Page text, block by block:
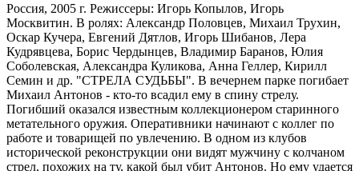
Россия, 2005 г. Режиссеры: Игорь Копылов, Игорь
Москвитин. В ролях: Александр Половцев, Михаил Трухин,
Оскар Кучера, Евгений Дятлов, Игорь Шибанов, Лера
Кудрявцева, Борис Чердынцев, Владимир Баранов, Юлия
Соболевская, Александра Куликова, Анна Геллер, Кирилл
Семин и др. "СТРЕЛА СУДЬБЫ". В вечернем парке погибает
Михаил Антонов - кто-то всадил ему в спину стрелу.
Погибший оказался известным коллекционером старинного
метательного оружия. Оперативники начинают с коллег по
работе и товарищей по увлечению. В одном из клубов
исторической реконструкции они видят мужчину с колчаном
стрел, похожих на ту, какой был убит Антонов. Но ему удается